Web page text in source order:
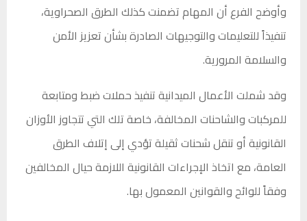
وأوضح الفرع أن المهام تضمنت كذلك الطرق الصحراوية،
تنفيذاً للتعليمات والتوجيهات الصادرة بشأن تعزيز الأمن
والسلامة المرورية.
وقد شملت الأعمال الميدانية تنفيذ حملات ضبط ومتابعة
للمركبات والشاحنات المخالفة، خاصة تلك التي تتجاوز الأوزان
القانونية أو تنقل شحنات ثقيلة تؤدي إلى إتلاف الطرق
العامة، مع اتخاذ الإجراءات القانونية اللازمة حيال المخالفين
وفقاً للوائح والقوانين المعمول بها.